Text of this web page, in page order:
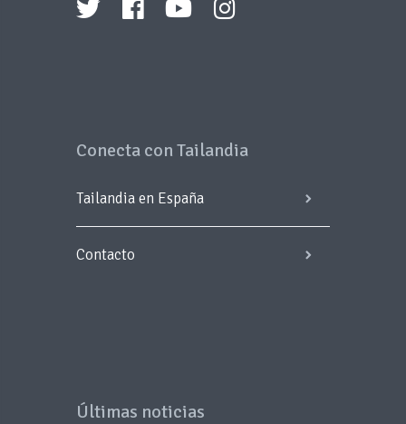
Conecta con Tailandia
Tailandia en España
Contacto
Últimas noticias